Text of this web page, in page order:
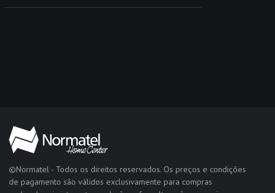
©Normatel - Todos os direitos reservados. Os preços e condições
de pagamento são válidos exclusivamente para compras